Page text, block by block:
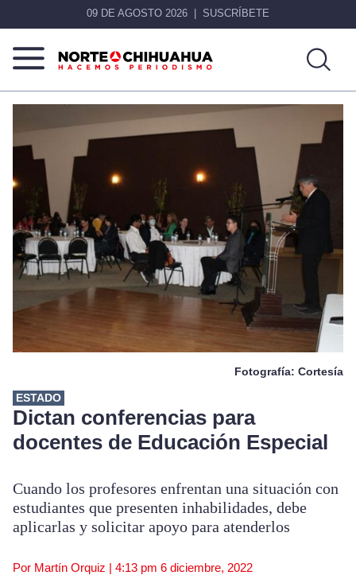
09 DE AGOSTO 2026 SUSCRÍBETE
Norte
Chihuahua
Más
noticias,
hacemos periodismo
Fotografía: Cortesía
ESTADO
Dictan conferencias para
docentes de Educación Especial
Cuando los profesores enfrentan una situación con
estudiantes que presenten inhabilidades, debe
aplicarlas y solicitar apoyo para atenderlos
Por Martín Orquiz | 4:13 pm 6 diciembre, 2022